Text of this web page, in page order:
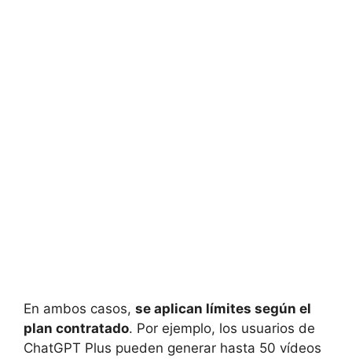
En ambos casos, se aplican límites según el
plan contratado. Por ejemplo, los usuarios de
ChatGPT Plus pueden generar hasta 50 vídeos